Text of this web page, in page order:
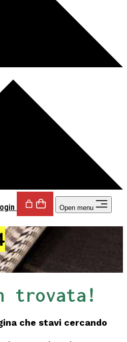
Open menu
trovata!
che stavi cercando